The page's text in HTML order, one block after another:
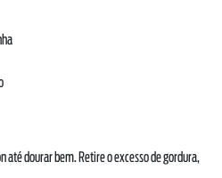
até dourar bem. Retire o excesso de gordura,